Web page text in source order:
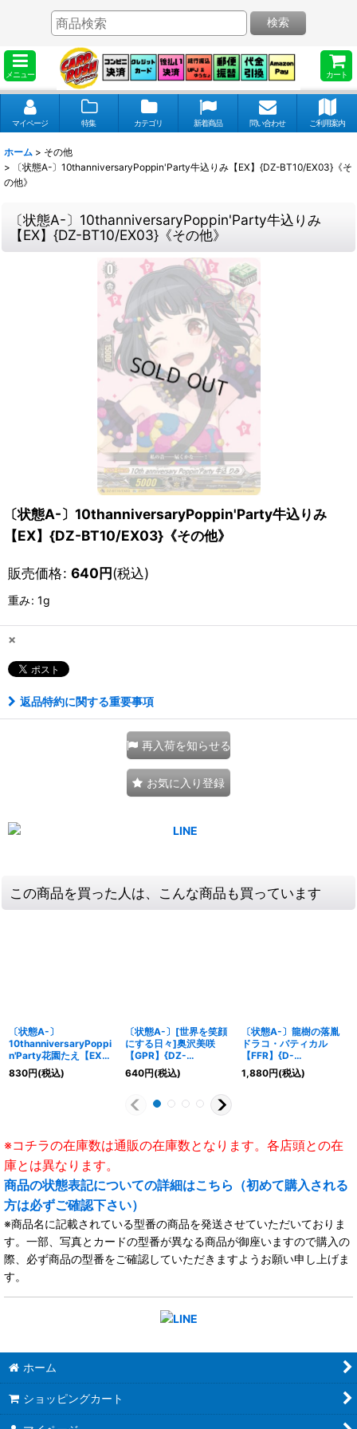
メニュー カート
検索
マイページ 特集 カテゴリ 新着商品 問い合わせ ご利用案内
ホーム > その他
>
〔状態A-〕10thanniversaryPoppin'Party牛込りみ【EX】{DZ-BT10/EX03}《そ
の他》
〔状態A-〕10thanniversaryPoppin'Party牛込りみ
【EX】{DZ-BT10/EX03}《その他》
〔状態A-〕10thanniversaryPoppin'Party牛込りみ
【EX】{DZ-BT10/EX03}《その他》
販売価格: 640円(税込)
重み: 1g
×
返品特約に関する重要事項
再入荷を知らせる
お気に入り登録
この商品を買った人は、こんな商品も買っています
〔状態A-〕
10thanniversaryPoppi
n'Party花園たえ【EX】
{DZ-BT10/EX02}《そ
の他》
830円(税込)
〔状態A-〕[世界を笑顔
にする日々]奥沢美咲
【GPR】{DZ-
TBP01/GPR25}
《BanGDream!》
640円(税込)
〔状態A-〕龍樹の落胤
ドラコ・バティカル
【FFR】{D-
BT09/FFR03}《ドラゴ
ンエンパイア》
1,880円(税込)
※コチラの在庫数は通販の在庫数となります。各店頭との在
庫とは異なります。
商品の状態表記についての詳細はこちら（初めて購入される
方は必ずご確認下さい）
※商品名に記載されている型番の商品を発送させていただいておりま
す。一部、写真とカードの型番が異なる商品が御座いますので購入の
際、必ず商品の型番をご確認していただきますようお願い申し上げま
す。
ホーム
ショッピングカート